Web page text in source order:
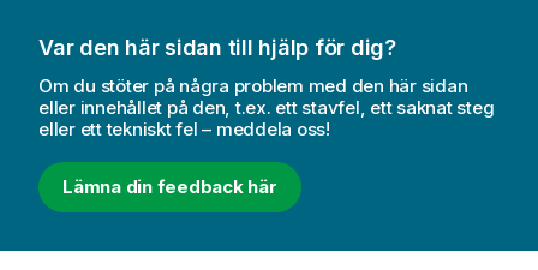
Var den här sidan till hjälp för dig?
Om du stöter på några problem med den här sidan
eller innehållet på den, t.ex. ett stavfel, ett saknat steg
eller ett tekniskt fel – meddela oss!
Lämna din feedback här